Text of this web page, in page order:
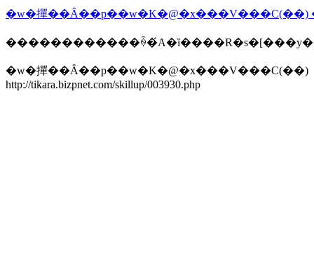
�w�撣��Ȃ��p��w�K�@�x���V���C(��)
http://tikara.bizpnet.com/skillup/003930.php